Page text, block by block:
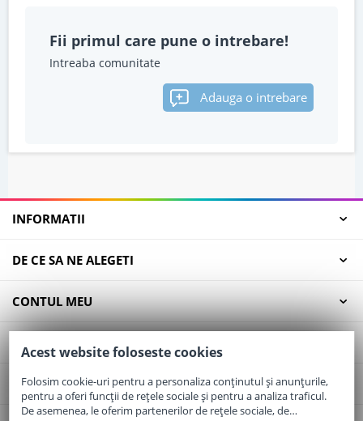
Fii primul care pune o intrebare!
Intreaba comunitate
Adauga o intrebare
INFORMATII
DE CE SA NE ALEGETI
CONTUL MEU
SERVICII CLIENTI
CONTACT
Acest website foloseste cookies
Folosim cookie-uri pentru a personaliza conținutul și anunțurile,
pentru a oferi funcții de rețele sociale și pentru a analiza traficul.
De asemenea, le oferim partenerilor de rețele sociale, de